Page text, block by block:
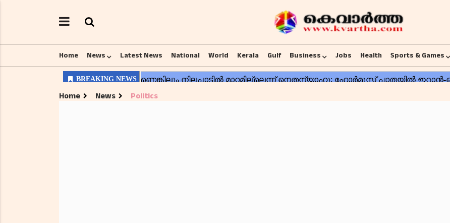
Home News Latest News National World Kerala Gulf Business Jobs Health Sports & Games
Home News Politics